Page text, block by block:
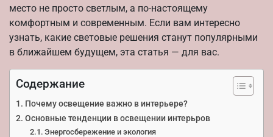
место не просто светлым, а по-настоящему
комфортным и современным. Если вам интересно
узнать, какие световые решения станут популярными
в ближайшем будущем, эта статья — для вас.
Содержание
Почему освещение важно в интерьере?
Основные тенденции в освещении интерьров
Энергосбережение и экология